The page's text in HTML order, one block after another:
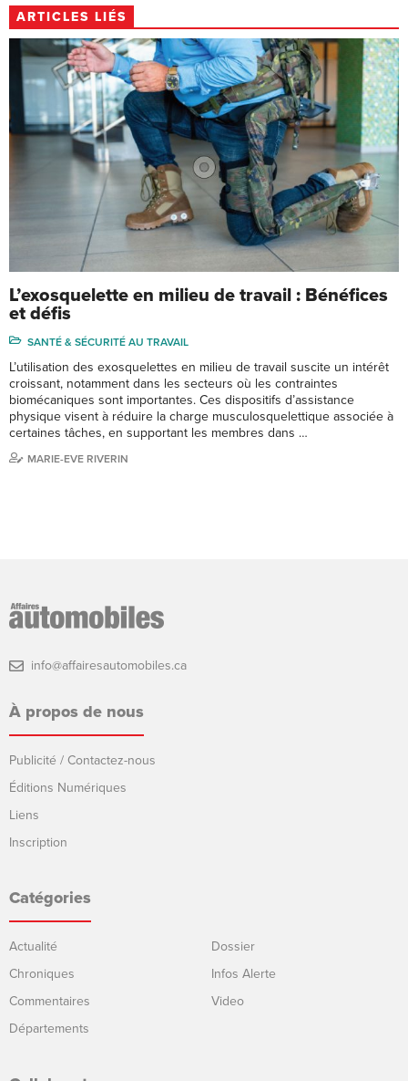
ARTICLES LIÉS
L’exosquelette en milieu de travail : Bénéfices
et défis
SANTÉ & SÉCURITÉ AU TRAVAIL
L’utilisation des exosquelettes en milieu de travail suscite un intérêt
croissant, notamment dans les secteurs où les contraintes
biomécaniques sont importantes. Ces dispositifs d’assistance
physique visent à réduire la charge musculosquelettique associée à
certaines tâches, en supportant les membres dans …
MARIE-EVE RIVERIN
info@affairesautomobiles.ca
À propos de nous
Publicité / Contactez-nous
Éditions Numériques
Liens
Inscription
Catégories
Actualité
Chroniques
Commentaires
Départements
Dossier
Infos Alerte
Video